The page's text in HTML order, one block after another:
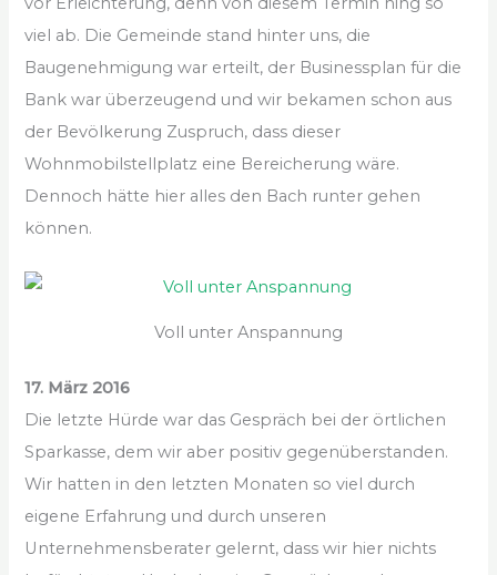
viel ab. Die Gemeinde stand hinter uns, die
Baugenehmigung war erteilt, der Businessplan für die
Bank war überzeugend und wir bekamen schon aus
der Bevölkerung Zuspruch, dass dieser
Wohnmobilstellplatz eine Bereicherung wäre.
Dennoch hätte hier alles den Bach runter gehen
können.
Voll unter Anspannung
17. März 2016
Die letzte Hürde war das Gespräch bei der örtlichen
Sparkasse, dem wir aber positiv gegenüberstanden.
Wir hatten in den letzten Monaten so viel durch
eigene Erfahrung und durch unseren
Unternehmensberater gelernt, dass wir hier nichts